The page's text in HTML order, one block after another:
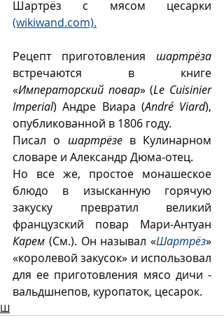
(wikiwand.com).
Рецепт приготовления шартрëза
встречаются в книге
«Императорский повар» (Le Cuisinier
Imperial) Андре Виара (André Viard),
опубликованной в 1806 году.
Писал о шартрëзе в Кулинарном
словаре и Александр Дюма-отец.
Но все же, простое монашеское
блюдо в изысканную горячую
закуску превратил великий
Карем (См.). Он называл «Шартрëз»
«королевой закусок» и использовал
для ее приготовления мясо дичи -
вальдшнепов, куропаток, цесарок.
Ш